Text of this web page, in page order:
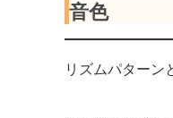
音色
リズムパターン